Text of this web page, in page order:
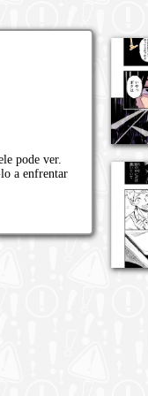
pode ver.
a enfrentar